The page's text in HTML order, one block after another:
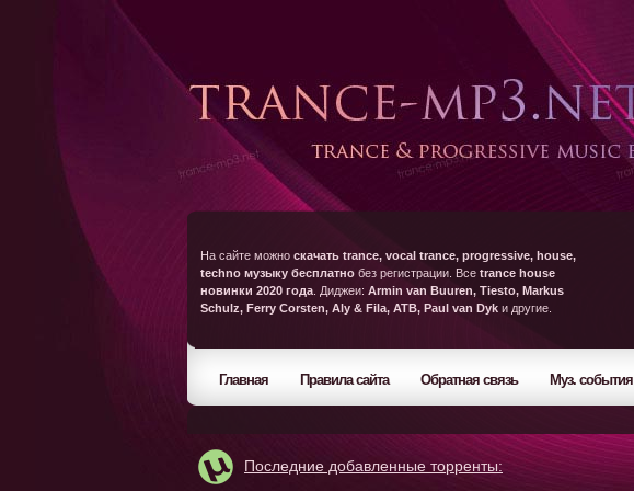
На сайте можно скачать trance, vocal trance, progressive, house,
techno музыку бесплатно без регистрации. Все trance house
новинки 2020 года . Диджеи: Armin van Buuren, Tiesto, Markus
Schulz, Ferry Corsten, Aly & Fila, ATB, Paul van Dyk и другие.
Главная Правила сайта Обратная связь Муз. события
Последние добавленные торренты: